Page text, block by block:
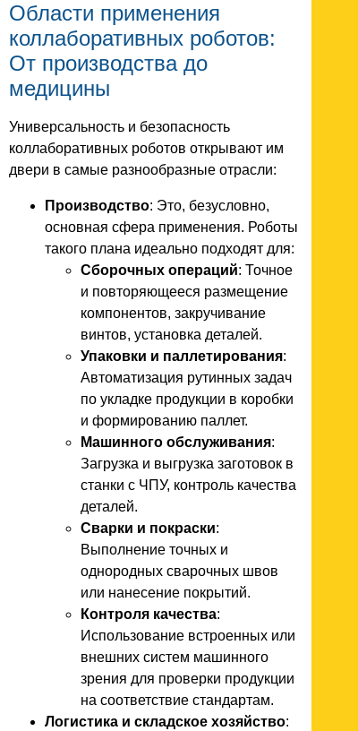
Области применения
коллаборативных роботов:
От производства до
медицины
Универсальность и безопасность
коллаборативных роботов открывают им
двери в самые разнообразные отрасли:
Производство: Это, безусловно,
основная сфера применения. Роботы
такого плана идеально подходят для:
Сборочных операций: Точное
и повторяющееся размещение
компонентов, закручивание
винтов, установка деталей.
Упаковки и паллетирования:
Автоматизация рутинных задач
по укладке продукции в коробки
и формированию паллет.
Машинного обслуживания:
Загрузка и выгрузка заготовок в
станки с ЧПУ, контроль качества
деталей.
Сварки и покраски:
Выполнение точных и
однородных сварочных швов
или нанесение покрытий.
Контроля качества:
Использование встроенных или
внешних систем машинного
зрения для проверки продукции
на соответствие стандартам.
Логистика и складское хозяйство: